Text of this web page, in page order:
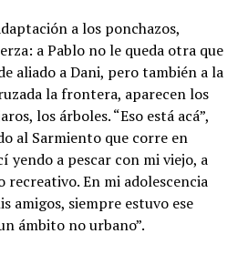
a los ponchazos,
a Pablo no le queda otra que
aliado a Dani, pero también a la
la frontera, aparecen los
los árboles. “Eso está acá”,
al Sarmiento que corre en
yendo a pescar con mi viejo, a
recreativo. En mi adolescencia
amigos, siempre estuvo ese
ámbito no urbano”.